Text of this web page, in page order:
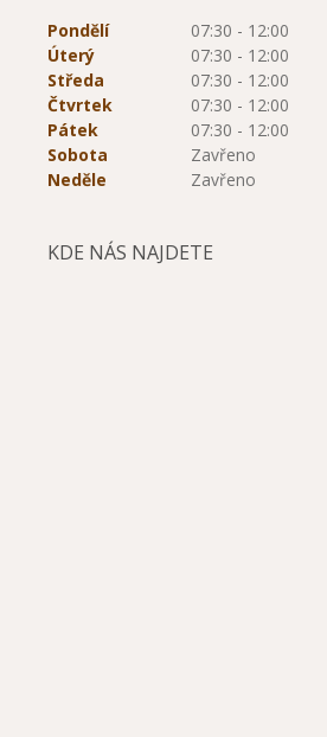
Pondělí 07:30 - 12:00
Úterý
07:30 - 12:00
Středa
07:30 - 12:00
Čtvrtek
07:30 - 12:00
Pátek
07:30 - 12:00
Sobota
Zavřeno
Neděle
Zavřeno
KDE NÁS NAJDETE